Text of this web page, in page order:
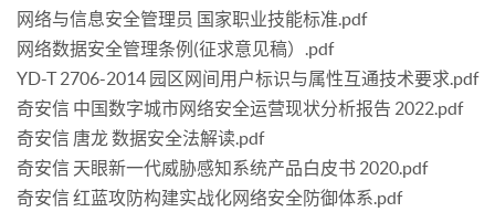
网络与信息安全管理员 国家职业技能标准.pdf
网络数据安全管理条例(征求意见稿）.pdf
YD-T 2706-2014 园区网间用户标识与属性互通技术要求.pdf
奇安信 中国数字城市网络安全运营现状分析报告 2022.pdf
奇安信 唐龙 数据安全法解读.pdf
奇安信 天眼新一代威胁感知系统产品白皮书 2020.pdf
奇安信 红蓝攻防构建实战化网络安全防御体系.pdf